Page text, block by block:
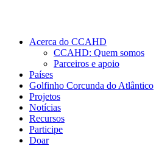
Acerca do CCAHD
CCAHD: Quem somos
Parceiros e apoio
Países
Golfinho Corcunda do Atlântico
Projetos
Notícias
Recursos
Participe
Doar